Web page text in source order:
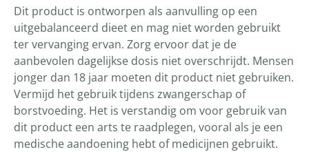
Dit product is ontworpen als aanvulling op een
uitgebalanceerd dieet en mag niet worden gebruikt
ter vervanging ervan. Zorg ervoor dat je de
aanbevolen dagelijkse dosis niet overschrijdt. Mensen
jonger dan 18 jaar moeten dit product niet gebruiken.
Vermijd het gebruik tijdens zwangerschap of
borstvoeding. Het is verstandig om voor gebruik van
dit product een arts te raadplegen, vooral als je een
medische aandoening hebt of medicijnen gebruikt.